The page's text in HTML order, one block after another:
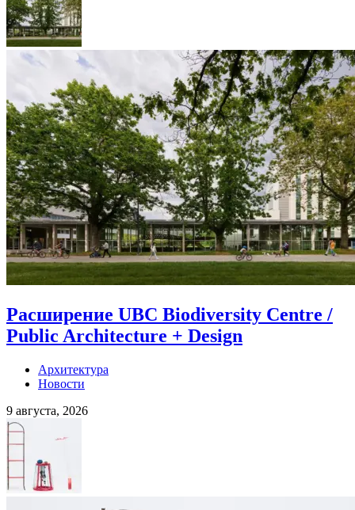
Расширение UBC Biodiversity Centre /
Public Architecture + Design
Архитектура
Новости
9 августа, 2026